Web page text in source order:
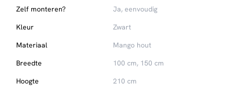
kleur jarenlang stralen. Kies voor kwaliteit en stijl met deze
Zelf monteren?
Ja, eenvoudig
Kleur
Zwart
Materiaal
Mango hout
Breedte
100 cm, 150 cm
Hoogte
210 cm